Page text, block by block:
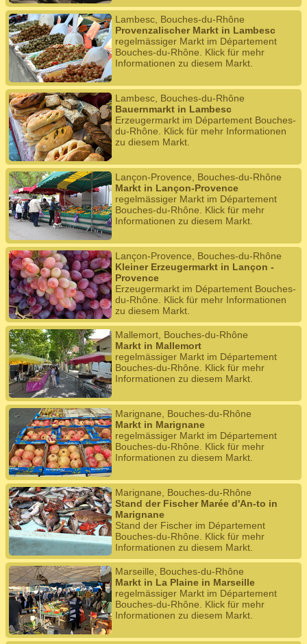
Lambesc, Bouches-du-Rhône
Provenzalischer Markt in Lambesc
regelmässiger Markt im Département
Bouches-du-Rhône. Klick für mehr
Informationen zu diesem Markt.
Lambesc, Bouches-du-Rhône
Bauernmarkt in Lambesc
Erzeugermarkt im Département Bouches-
du-Rhône. Klick für mehr Informationen
zu diesem Markt.
Lançon-Provence, Bouches-du-Rhône
Markt in Lançon-Provence
regelmässiger Markt im Département
Bouches-du-Rhône. Klick für mehr
Informationen zu diesem Markt.
Lançon-Provence, Bouches-du-Rhône
Kleiner Erzeugermarkt in Lançon -
Provence
Erzeugermarkt im Département Bouches-
du-Rhône. Klick für mehr Informationen
zu diesem Markt.
Mallemort, Bouches-du-Rhône
Markt in Mallemort
regelmässiger Markt im Département
Bouches-du-Rhône. Klick für mehr
Informationen zu diesem Markt.
Marignane, Bouches-du-Rhône
Markt in Marignane
regelmässiger Markt im Département
Bouches-du-Rhône. Klick für mehr
Informationen zu diesem Markt.
Marignane, Bouches-du-Rhône
Stand der Fischer Marée d'An-to in
Marignane
Stand der Fischer im Département
Bouches-du-Rhône. Klick für mehr
Informationen zu diesem Markt.
Marseille, Bouches-du-Rhône
Markt in La Plaine in Marseille
regelmässiger Markt im Département
Bouches-du-Rhône. Klick für mehr
Informationen zu diesem Markt.